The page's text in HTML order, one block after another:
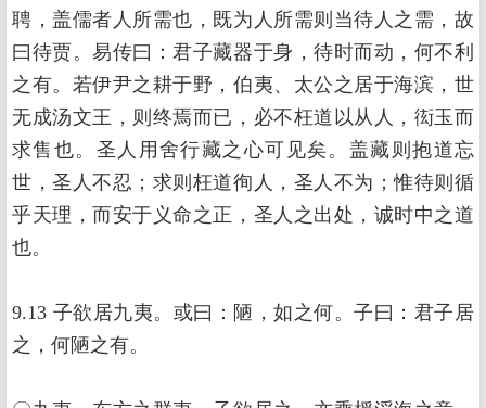
聘，盖儒者人所需也，既为人所需则当待人之需，故
曰待贾。易传曰：君子藏器于身，待时而动，何不利
之有。若伊尹之耕于野，伯夷、太公之居于海滨，世
无成汤文王，则终焉而已，必不枉道以从人，衒玉而
求售也。圣人用舍行藏之心可见矣。盖藏则抱道忘
世，圣人不忍；求则枉道徇人，圣人不为；惟待则循
乎天理，而安于义命之正，圣人之出处，诚时中之道
也。
9.13 子欲居九夷。或曰：陋，如之何。子曰：君子居
之，何陋之有。